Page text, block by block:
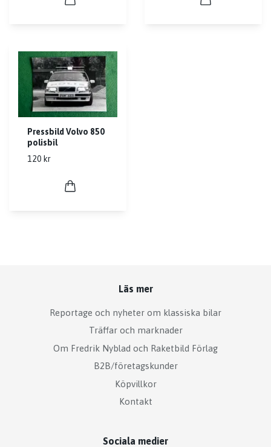
Pressbild Volvo 850
polisbil
120 kr
Läs mer
Reportage och nyheter om klassiska bilar
Träffar och marknader
Om Fredrik Nyblad och Raketbild Förlag
B2B/företagskunder
Köpvillkor
Kontakt
Sociala medier